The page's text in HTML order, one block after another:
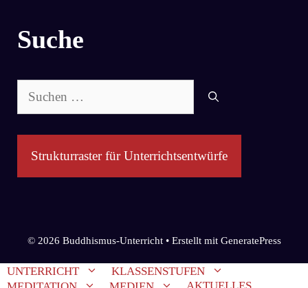
Suche
Suchen
nach:
Strukturraster für Unterrichtsentwürfe
© 2026 Buddhismus-Unterricht• Erstellt mit GeneratePress
UNTERRICHT
KLASSENSTUFEN